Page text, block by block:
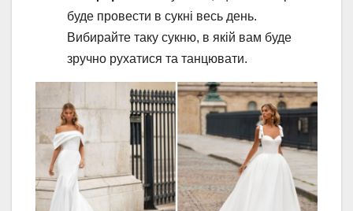
буде провести в сукні весь день.
Вибирайте таку сукню, в якій вам буде
зручно рухатися та танцювати.